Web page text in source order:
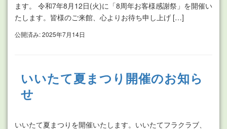
ます。 令和7年8月12日(火)に「8周年お客様感謝祭」を開催い
たします。皆様のご来館、心よりお待ち申し上げ […]
公開済み: 2025年7月14日
いいたて夏まつり開催のお知ら
せ
いいたて夏まつりを開催いたします。いいたてフラクラブ、